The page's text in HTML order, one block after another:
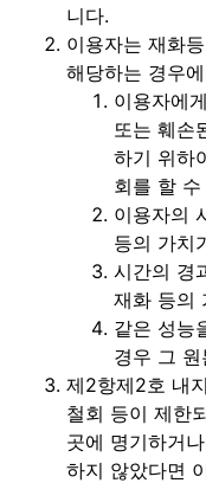
니다.
이용자는 재화
해당하는 경우
이용자에
또는 훼손
하기 위하
회를 할
이용자의
등의 가치
시간의 경
재화 등의
같은 성능
경우 그
제2항제2호 내
철회 등이 제한
곳에 명기하거
하지 않았다면